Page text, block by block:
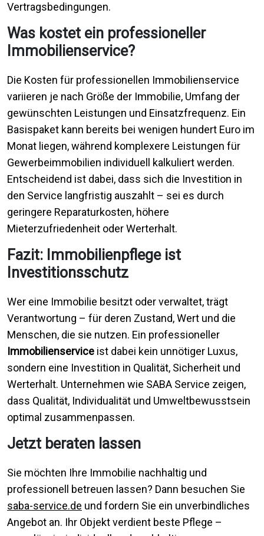
Vertragsbedingungen.
Was kostet ein professioneller
Immobilienservice?
Die Kosten für professionellen Immobilienservice
variieren je nach Größe der Immobilie, Umfang der
gewünschten Leistungen und Einsatzfrequenz. Ein
Basispaket kann bereits bei wenigen hundert Euro im
Monat liegen, während komplexere Leistungen für
Gewerbeimmobilien individuell kalkuliert werden.
Entscheidend ist dabei, dass sich die Investition in
den Service langfristig auszahlt – sei es durch
geringere Reparaturkosten, höhere
Mieterzufriedenheit oder Werterhalt.
Fazit: Immobilienpflege ist
Investitionsschutz
Wer eine Immobilie besitzt oder verwaltet, trägt
Verantwortung – für deren Zustand, Wert und die
Menschen, die sie nutzen. Ein professioneller
Immobilienservice ist dabei kein unnötiger Luxus,
sondern eine Investition in Qualität, Sicherheit und
Werterhalt. Unternehmen wie SABA Service zeigen,
dass Qualität, Individualität und Umweltbewusstsein
optimal zusammenpassen.
Jetzt beraten lassen
Sie möchten Ihre Immobilie nachhaltig und
professionell betreuen lassen? Dann besuchen Sie
saba-service.de und fordern Sie ein unverbindliches
Angebot an. Ihr Objekt verdient beste Pflege –